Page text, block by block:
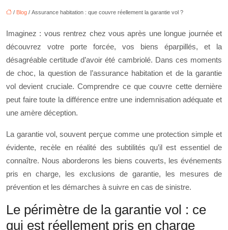
/ Blog / Assurance habitation : que couvre réellement la garantie vol ?
Imaginez : vous rentrez chez vous après une longue journée et
découvrez votre porte forcée, vos biens éparpillés, et la
désagréable certitude d’avoir été cambriolé. Dans ces moments
de choc, la question de l’assurance habitation et de la garantie
vol devient cruciale. Comprendre ce que couvre cette dernière
peut faire toute la différence entre une indemnisation adéquate et
une amère déception.
La garantie vol, souvent perçue comme une protection simple et
évidente, recèle en réalité des subtilités qu’il est essentiel de
connaître. Nous aborderons les biens couverts, les événements
pris en charge, les exclusions de garantie, les mesures de
prévention et les démarches à suivre en cas de sinistre.
Le périmètre de la garantie vol : ce
qui est réellement pris en charge